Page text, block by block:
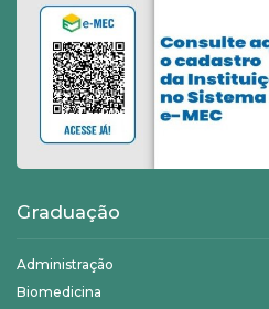
Graduação
Administração
Biomedicina